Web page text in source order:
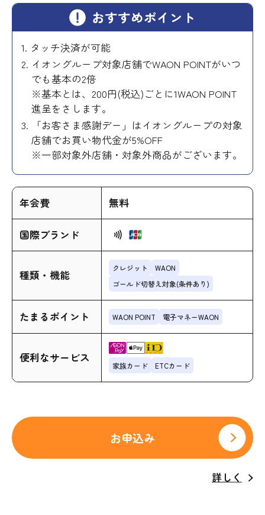
おすすめポイント
タッチ決済が可能
イオングループ対象店舗でWAON POINTがいつ
でも基本の2倍
※基本とは、200円(税込)ごとに1WAON POINT
進呈をさします。
「お客さま感謝デー」はイオングループの対象
店舗でお買い物代金が5%OFF
※一部対象外店舗・対象外商品がございます。
年会費 無料
国際ブランド
種類・機能
クレジット
WAON
ゴールド切替え対象(条件あり)
たまるポイント WAON POINT 電子マネーWAON
便利なサービス
家族カード ETCカード
お申込み
詳しく